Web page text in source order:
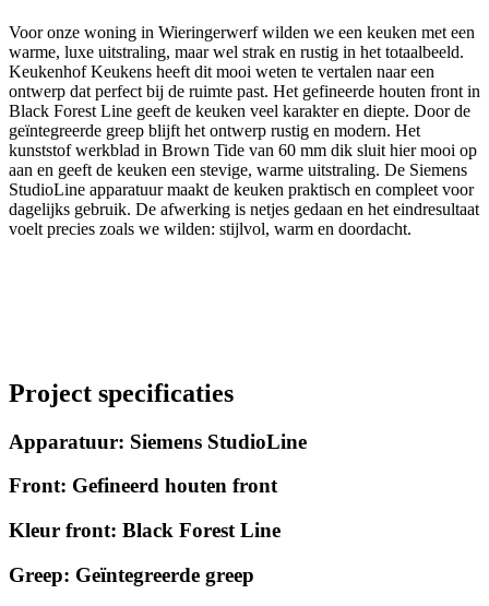
Voor onze woning in Wieringerwerf wilden we een keuken met een
warme, luxe uitstraling, maar wel strak en rustig in het totaalbeeld.
Keukenhof Keukens heeft dit mooi weten te vertalen naar een
ontwerp dat perfect bij de ruimte past. Het gefineerde houten front in
Black Forest Line geeft de keuken veel karakter en diepte. Door de
geïntegreerde greep blijft het ontwerp rustig en modern. Het
kunststof werkblad in Brown Tide van 60 mm dik sluit hier mooi op
aan en geeft de keuken een stevige, warme uitstraling. De Siemens
StudioLine apparatuur maakt de keuken praktisch en compleet voor
dagelijks gebruik. De afwerking is netjes gedaan en het eindresultaat
voelt precies zoals we wilden: stijlvol, warm en doordacht.
Project specificaties
Apparatuur: Siemens StudioLine
Front: Gefineerd houten front
Kleur front: Black Forest Line
Greep: Geïntegreerde greep